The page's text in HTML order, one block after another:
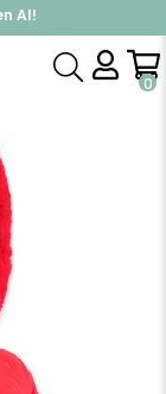
Al!
Üye Ol!
0